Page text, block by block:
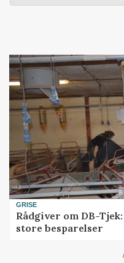
GRISE
Rådgiver om DB-
store besparelser